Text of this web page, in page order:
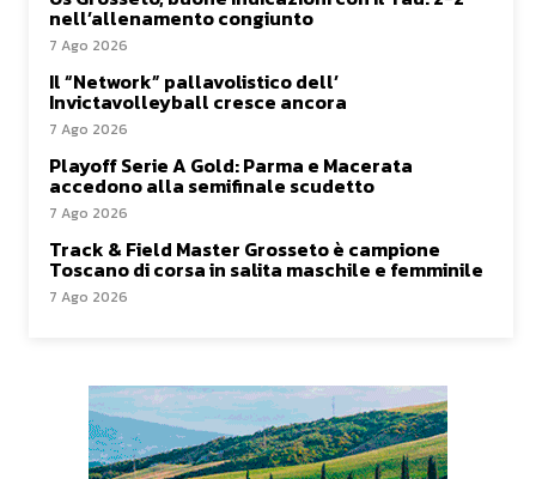
nell’allenamento congiunto
7 Ago 2026
Il “Network” pallavolistico dell’
Invictavolleyball cresce ancora
7 Ago 2026
Playoff Serie A Gold: Parma e Macerata
accedono alla semifinale scudetto
7 Ago 2026
Track & Field Master Grosseto è campione
Toscano di corsa in salita maschile e femminile
7 Ago 2026